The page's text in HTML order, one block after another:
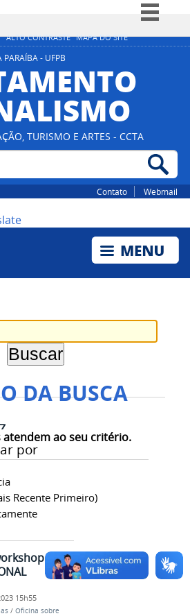
ALTO CONTRASTE MAPA DO SITE
Simplifique!
Participe
Acesso à informação
Legislação
PARAÍBA - UFPB
TURISMO E ARTES - CCTA
Contato Webmail
DA BUSCA
ao seu critério.
por
Recente Primeiro)
por
15h55
/ Oficina sobre